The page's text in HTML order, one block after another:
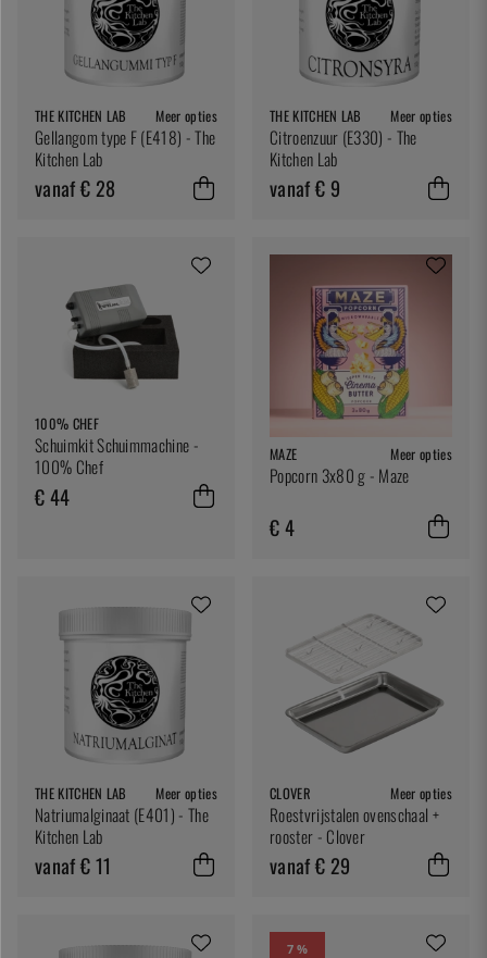
THE KITCHEN LAB Meer opties
Gellangom type F (E418) - The
Kitchen Lab
vanaf € 28
THE KITCHEN LAB Meer opties
Citroenzuur (E330) - The
Kitchen Lab
vanaf € 9
100% CHEF
Schuimkit Schuimmachine -
100% Chef
€ 44
MAZE Meer opties
Popcorn 3x80 g - Maze
€ 4
THE KITCHEN LAB Meer opties
Natriumalginaat (E401) - The
Kitchen Lab
vanaf € 11
CLOVER Meer opties
Roestvrijstalen ovenschaal +
rooster - Clover
vanaf € 29
7 %